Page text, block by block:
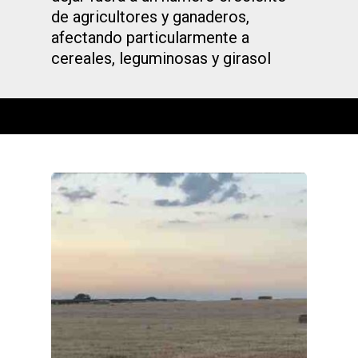
de agricultores y ganaderos,
afectando particularmente a
cereales, leguminosas y girasol